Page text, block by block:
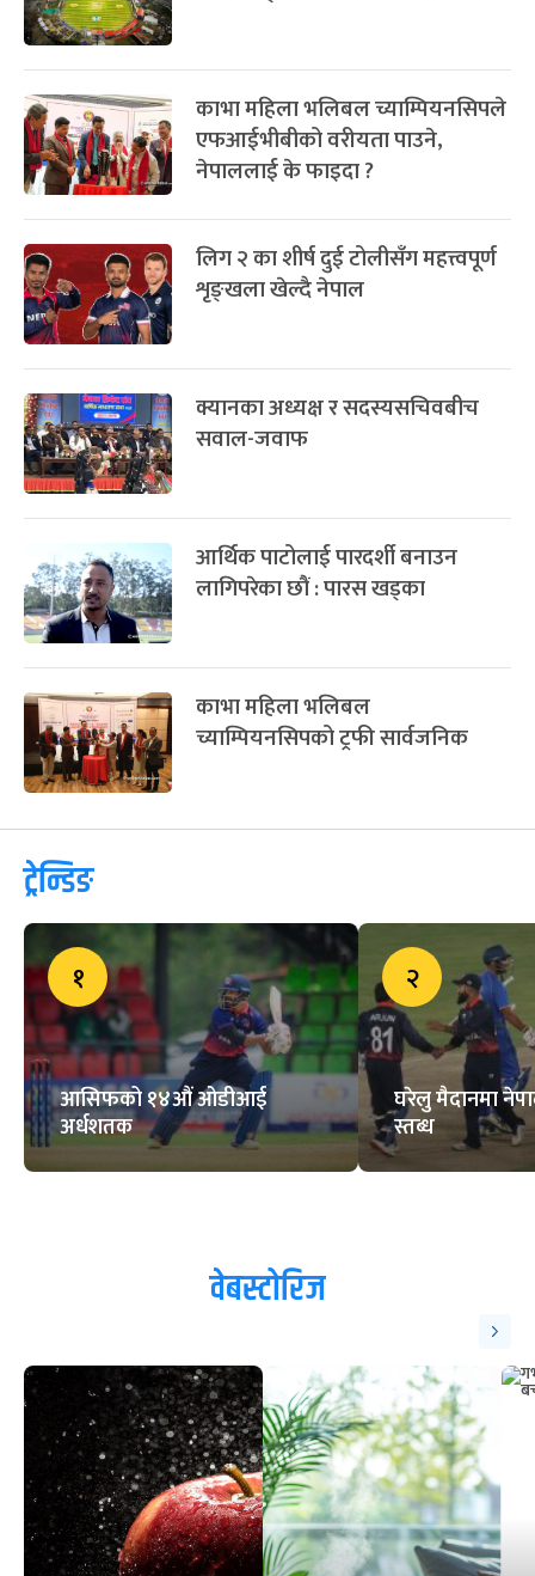
काभा महिला भलिबल च्याम्पियनसिपले
एफआईभीबीको वरीयता पाउने,
नेपाललाई के फाइदा ?
लिग २ का शीर्ष दुई टोलीसँग महत्त्वपूर्ण
शृङ्खला खेल्दै नेपाल
क्यानका अध्यक्ष र सदस्यसचिवबीच
सवाल-जवाफ
आर्थिक पाटोलाई पारदर्शी बनाउन
लागिपरेका छौं : पारस खड्का
काभा महिला भलिबल
च्याम्पियनसिपको ट्रफी सार्वजनिक
ट्रेन्डिङ
१
आसिफको १४औं ओडीआई
अर्धशतक
२
घरेलु मैदानमा
स्तब्ध
वेबस्टोरिज